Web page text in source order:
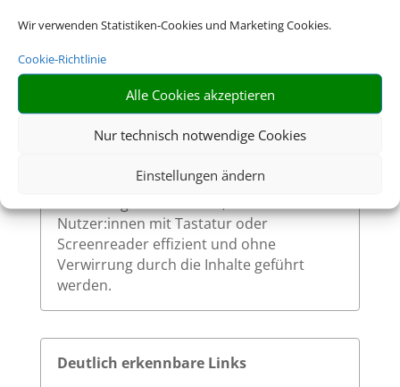
Wir verwenden Statistiken-Cookies und Marketing Cookies.
Cookie-Richtlinie
Alle Cookies akzeptieren
Nur technisch notwendige Cookies
Einstellungen ändern
Tastaturnutzung
Die Fokusreihenfolge auf unserer Website
ist logisch und entspricht dem visuellen
Aufbau der Seite. Beim Navigieren mit der
Elemente in einer nachvollziehbaren
Nutzer:innen mit Tastatur oder
Screenreader effizient und ohne
Verwirrung durch die Inhalte geführt
werden.
Deutlich erkennbare Links